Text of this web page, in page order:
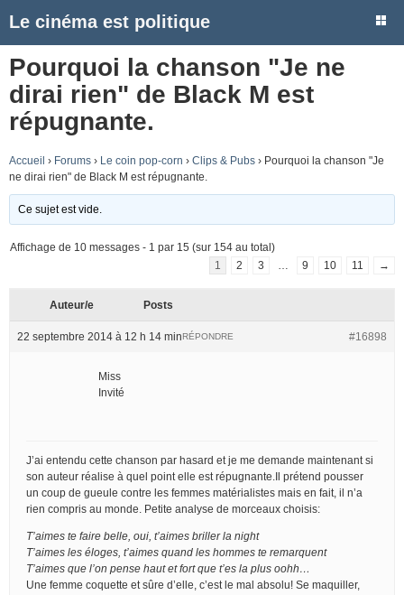
Le cinéma est politique
Pourquoi la chanson "Je ne
dirai rien" de Black M est
répugnante.
Accueil › Forums › Le coin pop-corn › Clips & Pubs › Pourquoi la chanson "Je
ne dirai rien" de Black M est répugnante.
Ce sujet est vide.
Affichage de 10 messages - 1 par 15 (sur 154 au total)
1
2 3 9 10 11 →
Auteur/e Posts
22 septembre 2014 à 12 h 14 min #16898
RÉPONDRE
Miss
Invité
J’ai entendu cette chanson par hasard et je me demande maintenant si
son auteur réalise à quel point elle est répugnante.Il prétend pousser
un coup de gueule contre les femmes matérialistes mais en fait, il n’a
rien compris au monde. Petite analyse de morceaux choisis:
T’aimes te faire belle, oui, t’aimes briller la night
T’aimes les éloges, t’aimes quand les hommes te remarquent
T’aimes que l’on pense haut et fort que t’es la plus oohh…
Une femme coquette et sûre d’elle, c’est le mal absolu! Se maquiller,